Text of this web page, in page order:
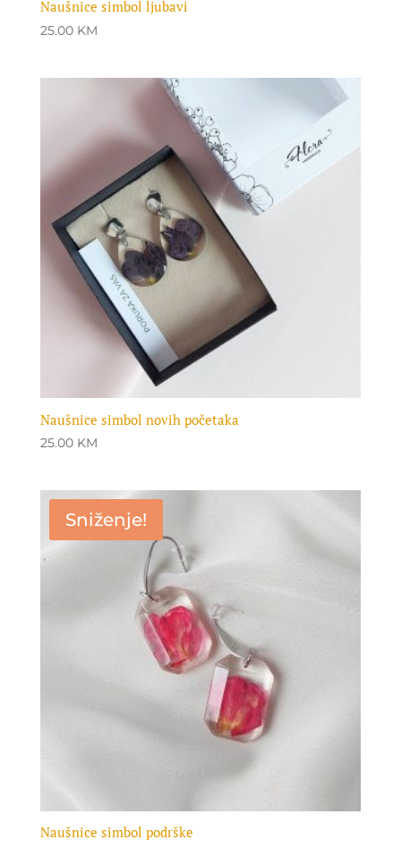
Naušnice simbol ljubavi
25.00 KM
Naušnice simbol novih početaka
25.00 KM
Sniženje!
Naušnice simbol podrške